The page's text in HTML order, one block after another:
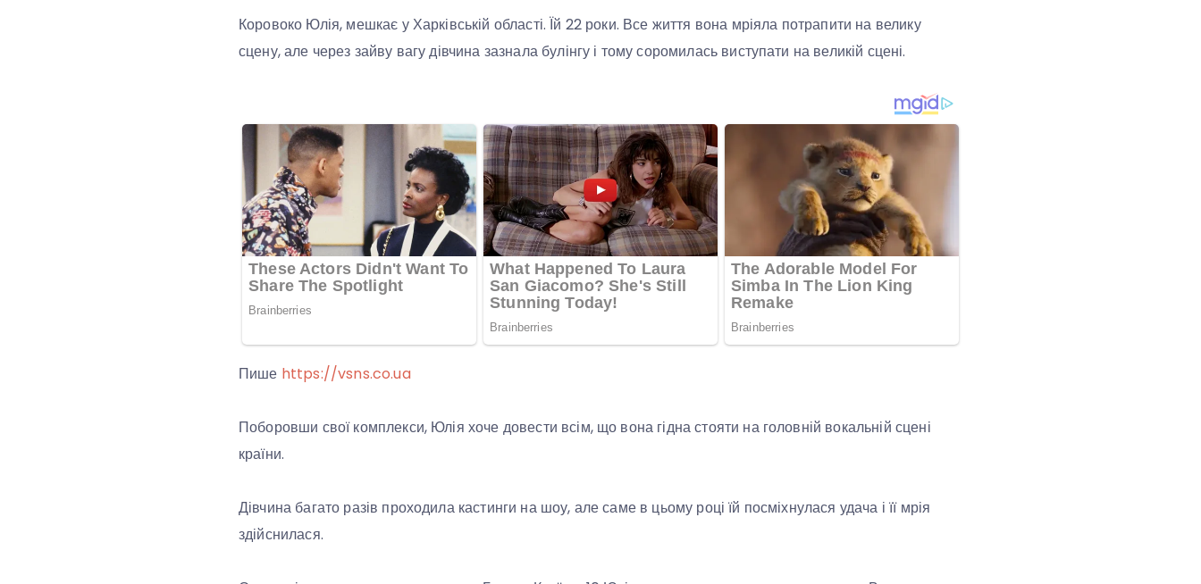
Коровоко Юлія, мешкає у Харківській області. Їй 22 роки. Все життя вона мріяла потрапити на велику
сцену, але через зайву вагу дівчина зазнала булінгу і тому соромилась виступати на великій сцені.
Пише https://vsns.co.ua
Поборовши свої комплекси, Юлія хоче довести всім, що вона гідна стояти на головній вокальній сцені
країни.
Дівчина багато разів проходила кастинги на шоу, але саме в цьому році їй посміхнулася удача і її мрія
здійснилася.